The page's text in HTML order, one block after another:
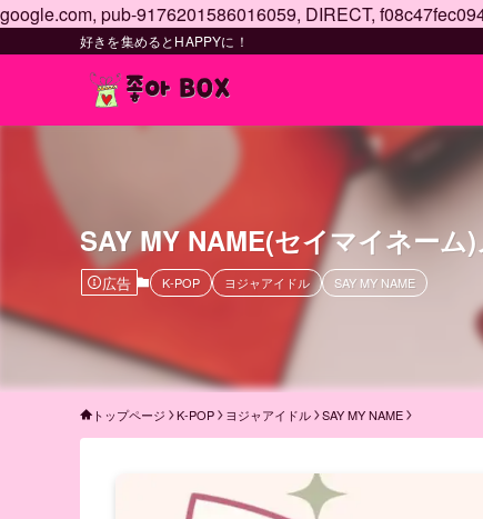
google.com, pub-9176201586016059, DIRECT,
好きを集めるとHAPPYに！
SAY MY NAME(セイマイネー
広告 K-POP ヨジャアイドル SAY MY NAME
トップページ K-POP ヨジャアイドル SAY MY NAME